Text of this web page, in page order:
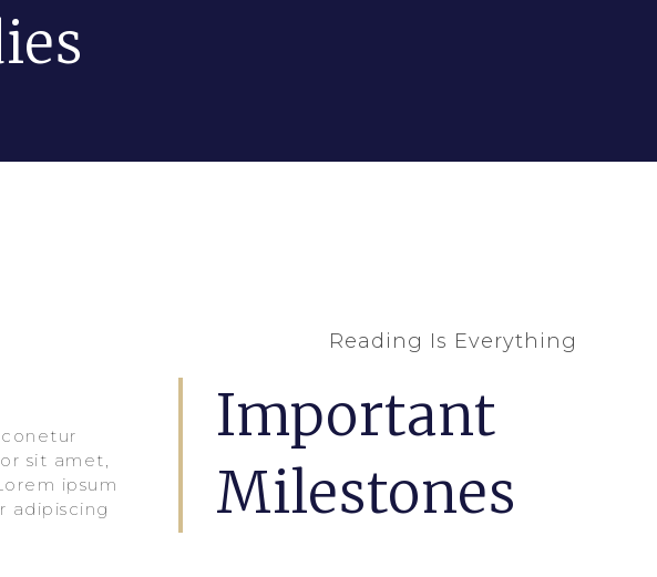
Reading Is Everything
Important
Milestones
sit amet,
ipsum
adipiscing
Lorem
adiping
sit amet,